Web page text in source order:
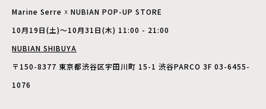
Marine Serre ☓ NUBIAN POP-UP STORE
10月19日(土)〜10月31日(木) 11:00 - 21:00
NUBIAN SHIBUYA
〒150-8377 東京都渋谷区宇田川町 15-1 渋谷PARCO 3F 03-6455-
1076